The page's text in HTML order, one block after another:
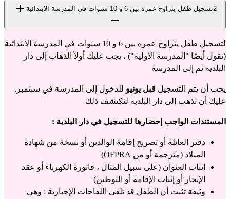
2تسجيل طفل يتراوح عمره بين 6 و 10 سنوات في المدرسة الابتدائية
لتسجيل طفل يتراوح عمره بين 6 و 10 سنوات في المدرسة الابتدائية
(نقول أيضًا "المدرسة الأولية") ، يجب عليك أولاً الذهاب إلى دار
البلدية ثم إلى المدرسة
يجب أن يتم التسجيل قبل يونيو للدخول إلى المدرسة في سبتمبر.
عليك أن تذهب إلى دار البلدية لتكتشف ذلك
المستندات الواجب إحضارها للتسجيل في دار البلدية :
دفتر العائلة أو تصريح إقامة الوالدين أو نسخة من شهادة
الميلاد (مترجمة أو من OFPRA)
إثبات العنوان (على سبيل المثال ، فاتورة الكهرباء أو عقد
الإيجار أو إثبات الإقامة أو التوطين)
وثيقة تثبت أن الطفل قد تلقى اللقاحات الإجبارية : وهي